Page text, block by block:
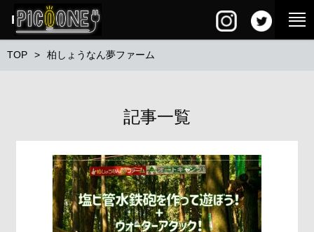
PG SQUARE
TOP 柏しょうなん夢ファーム
記事一覧